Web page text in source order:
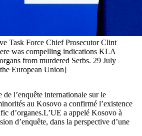
Task Force Chief Prosecutor Clint
was compelling indications KLA
from murdered Serbs. 29 July
European Union]
l’enquête internationale sur le
au Kosovo a confirmé l’existence
d’organes.L’UE a appelé Kosovo à
d’enquête, dans la perspective d’une